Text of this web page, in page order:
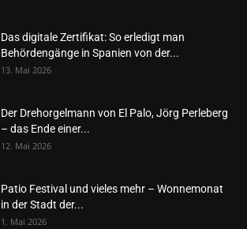
Das digitale Zertifikat: So erledigt man
Behördengänge in Spanien von der...
13. Mai 2026
Der Drehorgelmann von El Palo, Jörg Perleberg
– das Ende einer...
12. Mai 2026
Patio Festival und vieles mehr – Wonnemonat
in der Stadt der...
1. Mai 2026